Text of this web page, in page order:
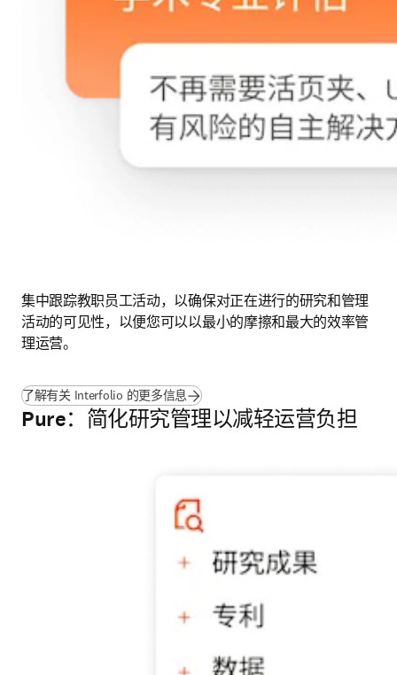
集中跟踪教职员工活动，以确保对正在进行的研究和管理
活动的可见性，以便您可以以最小的摩擦和最大的效率管
理运营。
了解有关 Interfolio 的更多信息
Pure：简化研究管理以减轻运营负担